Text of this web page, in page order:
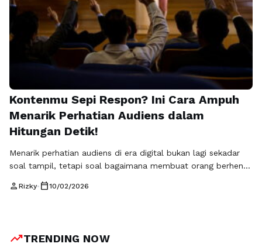
Kontenmu Sepi Respon? Ini Cara Ampuh
Menarik Perhatian Audiens dalam
Hitungan Detik!
Menarik perhatian audiens di era digital bukan lagi sekadar
soal tampil, tetapi soal bagaimana membuat orang berhenti
disampaikan. Banyak bisnis merasa sudah aktif memproduksi
pemasaran modern adalah kemampuan menciptakan konten
person Rizky• calendar_today10/02/2026
trending_upTRENDING NOW